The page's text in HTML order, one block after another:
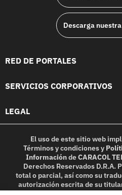
Descarga
RED DE PORTALES
SERVICIOS CORPORATIVOS
LEGAL
El uso de este sitio web
Términos y condicionesy
InformacióndeCARACOL
Derechos Reservados D.R.A.
total o parcial, así como su
autorización escrita de su